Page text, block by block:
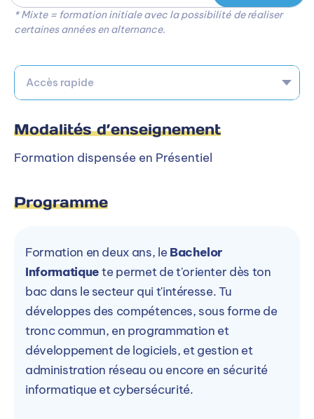
* Mixte = formation initiale avec la possibilité de réaliser
certaines années en alternance.
Accès rapide
Modalités d’enseignement
Formation dispensée en Présentiel
Programme
Formation en deux ans, le Bachelor
Informatiquete permet de t'orienter dès ton
bac dans le secteur qui t'intéresse. Tu
développes des compétences, sous forme de
tronc commun, en programmation et
développement de logiciels, et gestion et
administration réseau ou encore en sécurité
informatique et cybersécurité.